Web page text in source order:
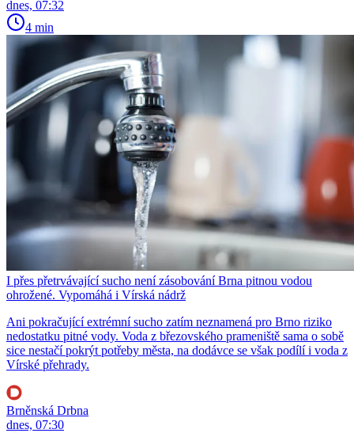
dnes, 07:32
4 min
I přes přetrvávající sucho není zásobování Brna pitnou vodou
ohrožené. Vypomáhá i Vírská nádrž
Ani pokračující extrémní sucho zatím neznamená pro Brno riziko
nedostatku pitné vody. Voda z březovského prameniště sama o sobě
sice nestačí pokrýt potřeby města, na dodávce se však podílí i voda z
Vírské přehrady.
Brněnská Drbna
dnes, 07:30